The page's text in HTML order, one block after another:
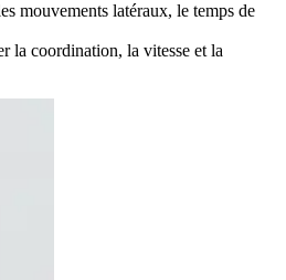
mouvements latéraux, le temps de
la coordination, la vitesse et la